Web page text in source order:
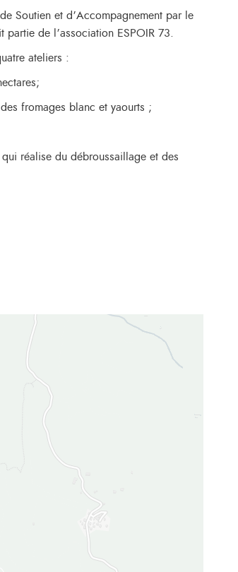
Soutien et d’Accompagnement par le
partie de l’association ESPOIR 73.
ateliers :
fromages blanc et yaourts ;
réalise du débroussaillage et des